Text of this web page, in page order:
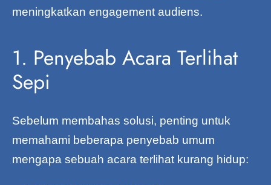
meningkatkan engagement audiens.
1. Penyebab Acara Terlihat
Sepi
Sebelum membahas solusi, penting untuk
memahami beberapa penyebab umum
mengapa sebuah acara terlihat kurang hidup: